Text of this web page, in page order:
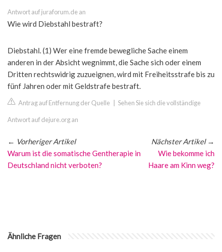
Antwort auf juraforum.de an
Wie wird Diebstahl bestraft?
Diebstahl. (1) Wer eine fremde bewegliche Sache einem
anderen in der Absicht wegnimmt, die Sache sich oder einem
Dritten rechtswidrig zuzueignen, wird mit Freiheitsstrafe bis zu
fünf Jahren oder mit Geldstrafe bestraft.
Antrag auf Entfernung der Quelle Sehen Sie sich die vollständige
Antwort auf dejure.org an
← Vorheriger Artikel
Warum ist die somatische Gentherapie in
Deutschland nicht verboten?
Nächster Artikel→
Wie bekomme ich
Haare am Kinn weg?
Ähnliche Fragen